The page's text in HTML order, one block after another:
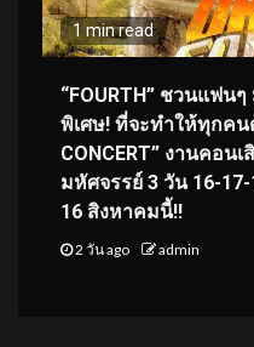
1 min read
“FOURTH” ชวนแฟน
พิเศษ! ที่จะทำให้ทุกคน
CONCERT” งานคอน
มหัศจรรย์ 3 วัน 16-
16 สิงหาคมนี้!!
2 วัน ago admin